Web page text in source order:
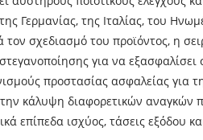
Γερμανίας, της Ιταλίας, του
σχεδιασμό του προϊόντος, η
για να
προστασίας ασφαλείας
κάλυψη διαφορετικών
ισχύος, τάσεις εξόδου